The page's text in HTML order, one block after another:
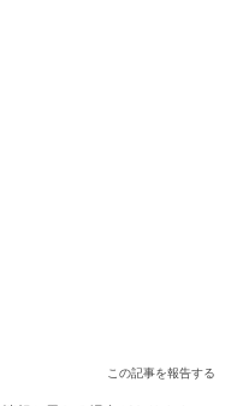
この記事を報告する